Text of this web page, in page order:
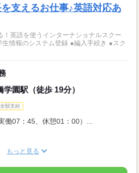
支えるお仕事♪英語対応あ
！英語を使うインターナショナルスクー
情報のシステム登録 ●編入手続き ●スク
園駅（徒歩 19分）
額支給
働07：45、休憩01：00）...
もっと見る